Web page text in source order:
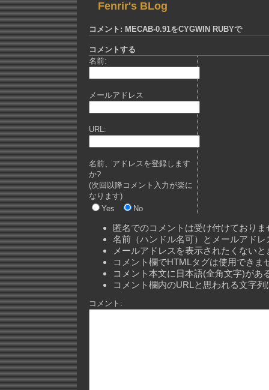
Fenrir's BLog
コメント: MECAB-0.91をCYGWIN RUBYで
コメントする
名前:
メールアドレス
URL:
名前、アドレスを登録します
か?
(次回以降コメント入力が楽に
なります)
Yes
No
匿名でのコメントは受け付けておりま
名前（ハンドル名可）とメールアド
メールアドレスを表示されたくない
コメント欄でHTMLタグは使用できま
コメント本文に日本語(全角文字)があ
コメント欄内のURLと思われる文字
コメント: